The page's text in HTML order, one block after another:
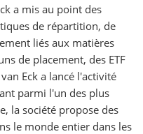
a mis au point des
de répartition, de
liés aux matières
de placement, des ETF
Eck a lancé l'activité
parmi l'un des plus
la société propose des
le monde entier dans les